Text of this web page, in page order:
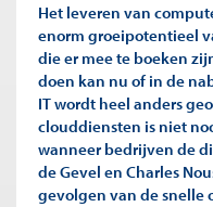
Het leveren van
enorm groeipotentieel
die er mee te boeken
doen kan nu of in de
IT wordt heel anders
clouddiensten is niet
wanneer bedrijven de
de Gevel en Charles
gevolgen van de snelle